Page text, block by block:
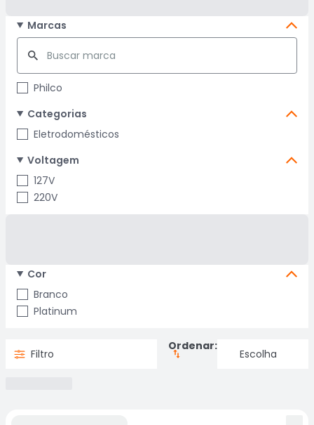
Marcas
Philco
Categorias
Eletrodomésticos
Voltagem
127V
220V
Cor
Branco
Platinum
Filtro
Ordenar: